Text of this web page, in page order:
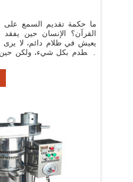
القرآن؟ الإنسان حين
يعيش في ظلام دائم، لا يرى
يصطدم بكل شيء، ولكن حين